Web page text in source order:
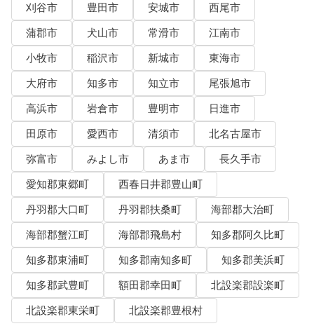
刈谷市
豊田市 安城市
西尾市
蒲郡市
犬山市 常滑市
江南市
小牧市
稲沢市 新城市
東海市
大府市
知多市 知立市
尾張旭市
高浜市
岩倉市 豊明市
日進市
田原市
愛西市 清須市
北名古屋市
弥富市
みよし市 あま市
長久手市
愛知郡東郷町
西春日井郡豊山町
丹羽郡大口町
丹羽郡扶桑町
海部郡大治町
海部郡蟹江町
海部郡飛島村
知多郡阿久比町
知多郡東浦町
知多郡南知多町
知多郡美浜町
知多郡武豊町
額田郡幸田町
北設楽郡設楽町
北設楽郡東栄町
北設楽郡豊根村